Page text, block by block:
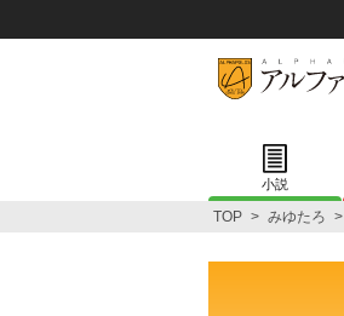
小説
TOP > みゆたろ >